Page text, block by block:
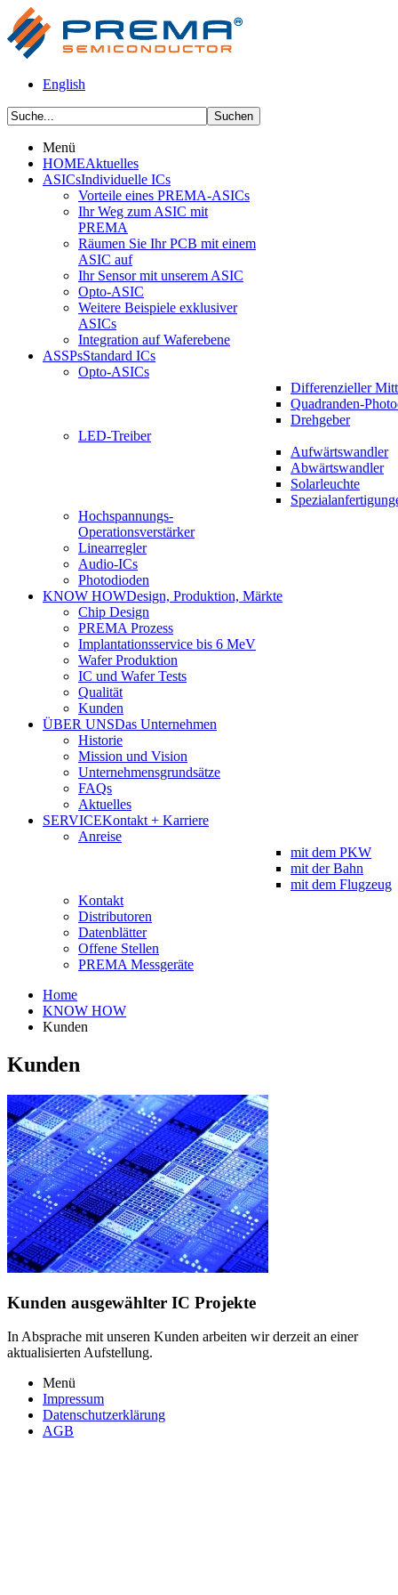
English
Menü
HOMEAktuelles
ASICsIndividuelle ICs
Vorteile eines PREMA-ASICs
Ihr Weg zum ASIC mit
PREMA
Räumen Sie Ihr PCB mit einem
ASIC auf
Ihr Sensor mit unserem ASIC
Opto-ASIC
Weitere Beispiele exklusiver
ASICs
Integration auf Waferebene
ASSPsStandard ICs
Opto-ASICs
Differenzieller
Quadranden-
Drehgeber
LED-Treiber
Aufwärtswandler
Abwärtswandler
Solarleuchte
Hochspannungs-
Operationsverstärker
Linearregler
Audio-ICs
Photodioden
KNOW HOWDesign, Produktion, Märkte
Chip Design
PREMA Prozess
Implantationsservice bis 6 MeV
Wafer Produktion
IC und Wafer Tests
Qualität
Kunden
ÜBER UNSDas Unternehmen
Historie
Mission und Vision
Unternehmensgrundsätze
FAQs
Aktuelles
SERVICEKontakt + Karriere
Anreise
mit dem PKW
mit der Bahn
mit dem Flugzeug
Kontakt
Distributoren
Datenblätter
Offene Stellen
PREMA Messgeräte
Home
KNOW HOW
Kunden
Kunden
Kunden ausgewählter IC Projekte
In Absprache mit unseren Kunden arbeiten wir derzeit an einer
aktualisierten Aufstellung.
Menü
Impressum
Datenschutzerklärung
AGB